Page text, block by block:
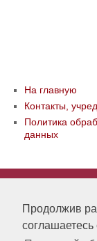
Продолжив
соглашаетесь
На главную
Контакты,
Политика
данных
«Publishing
LLC Материалы,
охраняются